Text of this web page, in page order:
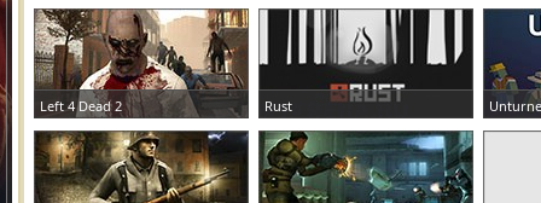
ЗАКАЗАТЬ СЕРВЕР
ЗАКАЗАТЬ СЕРВЕР
Left 4 Dead 2
ЗАКАЗАТЬ СЕРВЕР
Rust
ЗАКАЗАТЬ СЕРВЕР